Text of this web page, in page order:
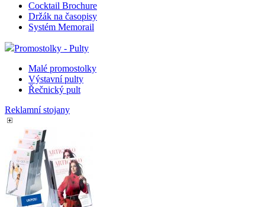
Cocktail Brochure
Držák na časopisy
Systém Memorail
Promostolky - Pulty
Malé promostolky
Výstavní pulty
Řečnický pult
Reklamní stojany